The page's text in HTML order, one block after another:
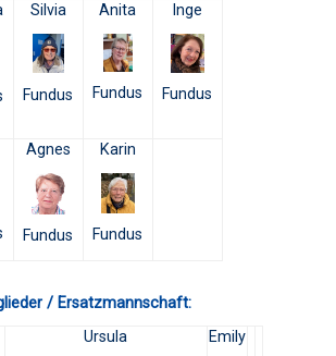
Silvia
Fundus
Anita
Fundus
Inge
Fundus
Agnes
Fundus
Karin
Fundus
/ Ersatzmannschaft:
Ursula Emily